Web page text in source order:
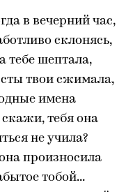
в вечерний час,
склонясь,
тебе шептала,
твои сжимала,
имена
тебя она
не учила?
произносила
тобой...